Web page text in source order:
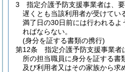
3
指定介護予防支援事業者は、
遅くとも当該利用者が受けてい
満了日の30日前には行われるよ
ればならない。
(身分を証する書類の携行)
第12条
指定介護予防支援事業
所の担当職員に身分を証する書
及び利用者又はその家族から求